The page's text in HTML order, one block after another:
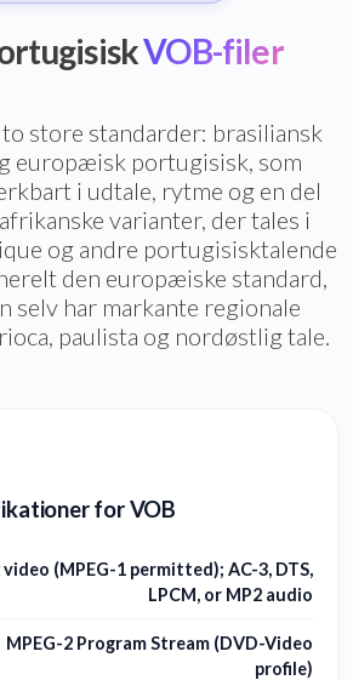
VOB-filer
store standarder: brasiliansk
europæisk portugisisk, som
i udtale, rytme og en del
varianter, der tales i
og andre portugisisktalende
den europæiske standard,
selv har markante regionale
paulista og nordøstlig tale.
for VOB
video (MPEG-1 permitted); AC-3, DTS,
LPCM, or MP2 audio
MPEG-2 Program Stream (DVD-Video
profile)